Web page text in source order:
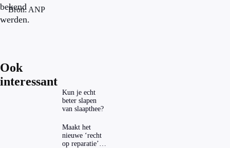
bekend
werden.
Bron: ANP
Ook
interessant
Kun je echt
beter slapen
van slaapthee?
Maakt het
nieuwe ‘recht
op reparatie’